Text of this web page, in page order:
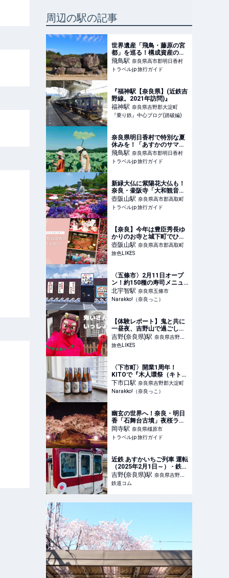
周辺の駅の記事
世界遺産「飛鳥・藤原の宮
都」を巡る！構成資産の見
どころまとめ | トラベルjp
旅行ガイド
飛鳥駅 奈良県高市郡明日香村
トラベルjp 旅行ガイド
『福神駅【奈良県】(近鉄吉
野線。2021年訪問)』
福神駅 奈良県吉野郡大淀町
『乗り鉄』中心ブログ(踏破編)
奈良県明日香村で特別な夏
休みを！「あすかのサマバ
ケ」が開催決定 | 奈良県 | ト
ラベルjp 旅行ガイド
飛鳥駅 奈良県高市郡明日香村
トラベルjp 旅行ガイド
新緑大仏に紫陽花大仏も！
奈良・壷阪寺「大和観音あ
ぢさゐ回廊」 | 奈良県 | トラ
ベルjp 旅行ガイド
壺阪山駅 奈良県高市郡高取町
トラベルjp 旅行ガイド
【奈良】今年は豊臣秀長ゆ
かりのお寺と城下町でひな
祭り！ 壷阪寺（つぼさかで
ら）の「大雛曼荼羅（だい
色LIKES
壺阪山駅 奈良県高市郡高取町
旅色LIKES
〈五條市〉2月11日オープ
ン！約150種の寿司メニュ
ー（海鮮にぎり とれとれ寿
司） | 奈良の地域密着型・
総合情報サイト Narakko!
北宇智駅 奈良県五條市
Narakko!（奈良っこ）
【体験レポート】鬼と共に
一昼夜、吉野山で過ごして
きた。日本で唯一の金峯山
寺の「節分会・鬼の祭典」
吉野(奈良県)駅 奈良県吉野郡
吉野町
旅色LIKES
〈下市町〉開業1周年！
KITOで『木人環祭（キトワ
サイ）』開催（7/5.6） | 奈
良の地域密着型・総合情報
サイト Narakko!（奈良っ
下市口駅 奈良県吉野郡大淀町
Narakko!（奈良っこ）
幽玄の世界へ！奈良・明日
香「石舞台古墳」夜桜ライ
トアップ | 奈良県 | トラベル
jp 旅行ガイド
岡寺駅 奈良県橿原市
トラベルjp 旅行ガイド
近鉄 あすかいちご列車 運転
（2025年2月1日～） - 鉄道
コム
吉野(奈良県)駅 奈良県吉野郡
吉野町
鉄道コム